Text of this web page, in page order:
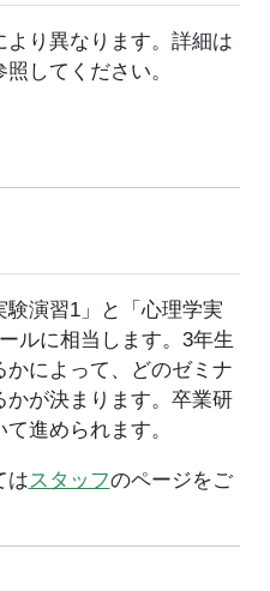
り異なります。詳細は
してください。
演習1」と「心理学実
ルに相当します。3年生
によって、どのゼミナ
が決まります。卒業研
進められます。
は スタッフのページをご